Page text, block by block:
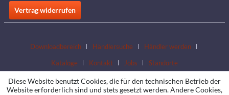
Vertrag widerrufen
Downloadbereich Händlersuche
Händler werden
Kataloge
Kontakt Jobs Standorte
Diese Website benutzt Cookies, die für den technischen Betrieb der
Website erforderlich sind und stets gesetzt werden. Andere Cookies,